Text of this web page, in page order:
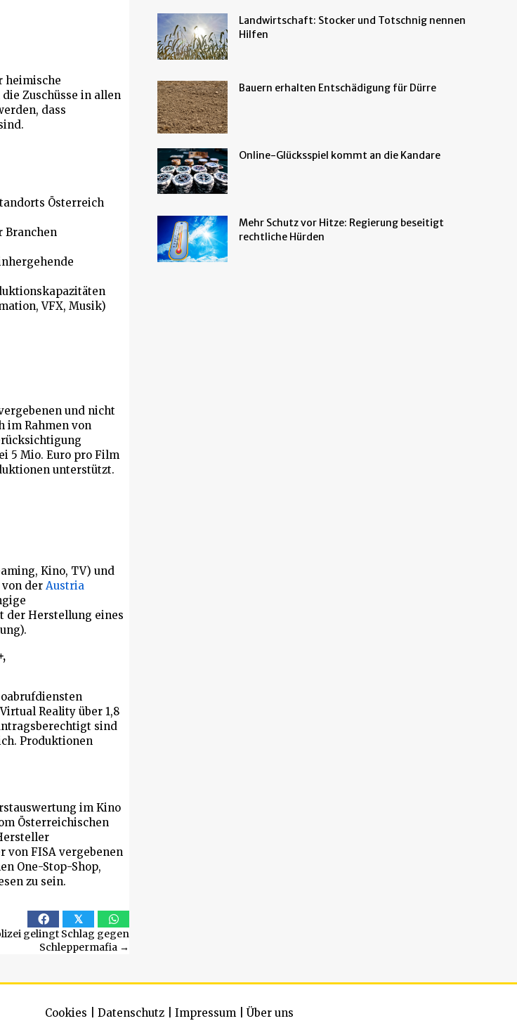
heimische
Zuschüsse in allen
dass
Österreich
Branchen
VFX, Musik)
und nicht
im Rahmen von
5 Mio. Euro pro Film
unterstützt.
Kino, TV) und
der Austria
der Herstellung eines
Reality über 1,8
sind
Produktionen
im Kino
Österreichischen
von FISA vergebenen
One-Stop-Shop,
zu sein.
𝕏
gelingt Schlag gegen
Schleppermafia →
Landwirtschaft: Stocker und Totschnig nennen
Hilfen
Bauern erhalten Entschädigung für Dürre
Online-Glücksspiel kommt an die Kandare
Mehr Schutz vor Hitze: Regierung beseitigt
rechtliche Hürden
Cookies Datenschutz Impressum Über uns